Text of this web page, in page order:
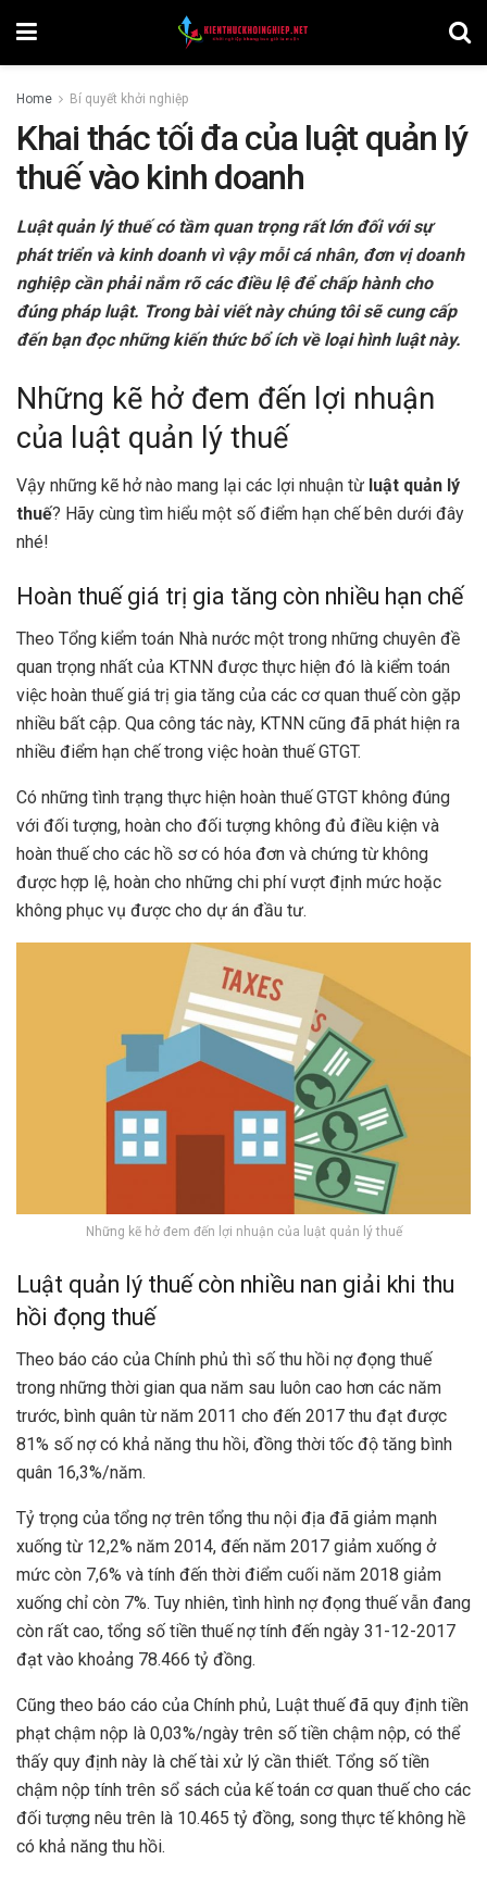
Home Bí quyết khởi nghiệp
Khai thác tối đa của luật quản lý
thuế vào kinh doanh
Luật quản lý thuế có tầm quan trọng rất lớn đối với sự
phát triển và kinh doanh vì vậy mỗi cá nhân, đơn vị doanh
nghiệp cần phải nắm rõ các điều lệ để chấp hành cho
đúng pháp luật. Trong bài viết này chúng tôi sẽ cung cấp
đến bạn đọc những kiến thức bổ ích về loại hình luật này.
Những kẽ hở đem đến lợi nhuận
của luật quản lý thuế
Vậy những kẽ hở nào mang lại các lợi nhuận từ luật quản lý
thuế? Hãy cùng tìm hiểu một số điểm hạn chế bên dưới đây
nhé!
Hoàn thuế giá trị gia tăng còn nhiều hạn chế
Theo Tổng kiểm toán Nhà nước một trong những chuyên đề
quan trọng nhất của KTNN được thực hiện đó là kiểm toán
việc hoàn thuế giá trị gia tăng của các cơ quan thuế còn gặp
nhiều bất cập. Qua công tác này, KTNN cũng đã phát hiện ra
nhiều điểm hạn chế trong việc hoàn thuế GTGT.
Có những tình trạng thực hiện hoàn thuế GTGT không đúng
với đối tượng, hoàn cho đối tượng không đủ điều kiện và
hoàn thuế cho các hồ sơ có hóa đơn và chứng từ không
được hợp lệ, hoàn cho những chi phí vượt định mức hoặc
không phục vụ được cho dự án đầu tư.
Những kẽ hở đem đến lợi nhuận của luật quản lý thuế
Luật quản lý thuế còn nhiều nan giải khi thu
hồi đọng thuế
Theo báo cáo của Chính phủ thì số thu hồi nợ đọng thuế
trong những thời gian qua năm sau luôn cao hơn các năm
trước, bình quân từ năm 2011 cho đến 2017 thu đạt được
81% số nợ có khả năng thu hồi, đồng thời tốc độ tăng bình
quân 16,3%/năm.
Tỷ trọng của tổng nợ trên tổng thu nội địa đã giảm mạnh
xuống từ 12,2% năm 2014, đến năm 2017 giảm xuống ở
mức còn 7,6% và tính đến thời điểm cuối năm 2018 giảm
xuống chỉ còn 7%. Tuy nhiên, tình hình nợ đọng thuế vẫn đang
còn rất cao, tổng số tiền thuế nợ tính đến ngày 31-12-2017
đạt vào khoảng 78.466 tỷ đồng.
Cũng theo báo cáo của Chính phủ, Luật thuế đã quy định tiền
phạt chậm nộp là 0,03%/ngày trên số tiền chậm nộp, có thể
thấy quy định này là chế tài xử lý cần thiết. Tổng số tiền
chậm nộp tính trên sổ sách của kế toán cơ quan thuế cho các
đối tượng nêu trên là 10.465 tỷ đồng, song thực tế không hề
có khả năng thu hồi.